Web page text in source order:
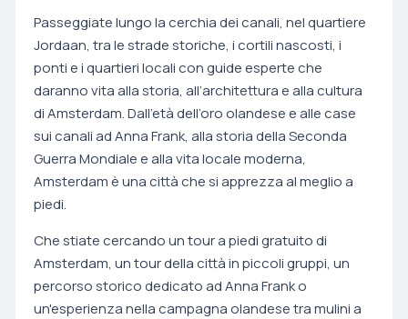
Passeggiate lungo la cerchia dei canali, nel quartiere
Jordaan, tra le strade storiche, i cortili nascosti, i
ponti e i quartieri locali con guide esperte che
daranno vita alla storia, all’architettura e alla cultura
di Amsterdam. Dall’età dell’oro olandese e alle case
sui canali ad Anna Frank, alla storia della Seconda
Guerra Mondiale e alla vita locale moderna,
Amsterdam è una città che si apprezza al meglio a
piedi.
Che stiate cercando un tour a piedi gratuito di
Amsterdam, un tour della città in piccoli gruppi, un
percorso storico dedicato ad Anna Frank o
un'esperienza nella campagna olandese tra mulini a